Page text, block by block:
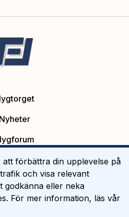
Nyheter
Flygtorget
förbättra din upplevelse på
och visa relevant
godkänna eller neka
För mer information, läs vår